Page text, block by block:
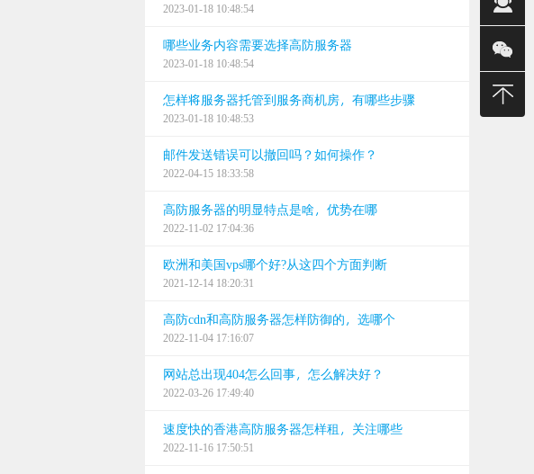
2023-01-18 10:48:54
哪些业务内容需要选择高防服务器
2023-01-18 10:48:54
怎样将服务器托管到服务商机房，有哪些步骤
2023-01-18 10:48:53
邮件发送错误可以撤回吗？如何操作？
2022-04-15 18:33:58
高防服务器的明显特点是啥，优势在哪
2022-11-02 17:04:36
欧洲和美国vps哪个好?从这四个方面判断
2021-12-14 18:20:31
高防cdn和高防服务器怎样防御的，选哪个
2022-11-04 17:16:07
网站总出现404怎么回事，怎么解决好？
2022-03-26 17:49:40
速度快的香港高防服务器怎样租，关注哪些
2022-11-16 17:50:51
销售(强)
销售（